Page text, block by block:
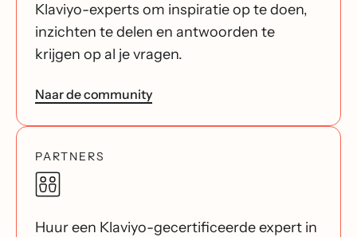
Klaviyo-experts om inspiratie op te doen,
inzichten te delen en antwoorden te
krijgen op al je vragen.
Naar de community
PARTNERS
Huur een Klaviyo-gecertificeerde expert in